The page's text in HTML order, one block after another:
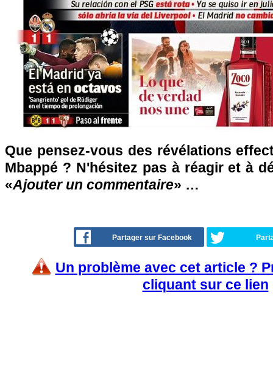
Que pensez-vous des révélations
Mbappé ? N'hésitez pas à réagir et à
«Ajouter un commentaire» …
Partager sur Facebook
Un problème avec cet article ?
cliquant sur ce lien